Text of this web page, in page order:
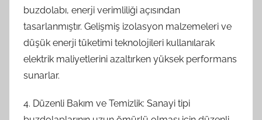
buzdolabı, enerji verimliliği açısından
tasarlanmıştır. Gelişmiş izolasyon malzemeleri ve
düşük enerji tüketimi teknolojileri kullanılarak
elektrik maliyetlerini azaltırken yüksek performans
sunarlar.
4. Düzenli Bakım ve Temizlik: Sanayi tipi